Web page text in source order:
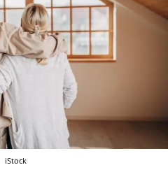
iStock